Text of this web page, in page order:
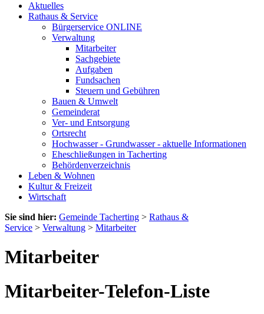
Aktuelles
Rathaus & Service
Bürgerservice ONLINE
Verwaltung
Mitarbeiter
Sachgebiete
Aufgaben
Fundsachen
Steuern und Gebühren
Bauen & Umwelt
Gemeinderat
Ver- und Entsorgung
Ortsrecht
Hochwasser - Grundwasser - aktuelle Informationen
Eheschließungen in Tacherting
Behördenverzeichnis
Leben & Wohnen
Kultur & Freizeit
Wirtschaft
Sie sind hier: Gemeinde Tacherting > Rathaus &
Service > Verwaltung > Mitarbeiter
Mitarbeiter
Mitarbeiter-Telefon-Liste